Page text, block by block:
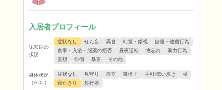
入居者プロフィール
認知症の
状況
症状なし せん妄 異食 幻覚・錯視
自傷・他傷行為
食事・入浴・服薬の拒否
昼夜逆転 物忘れ
暴力行為
妄想
徘徊 暴言 その他
身体状況
（ADL）
症状なし 見守り 自立 車椅子 手引/伝い歩き
杖
寝たきり
歩行器